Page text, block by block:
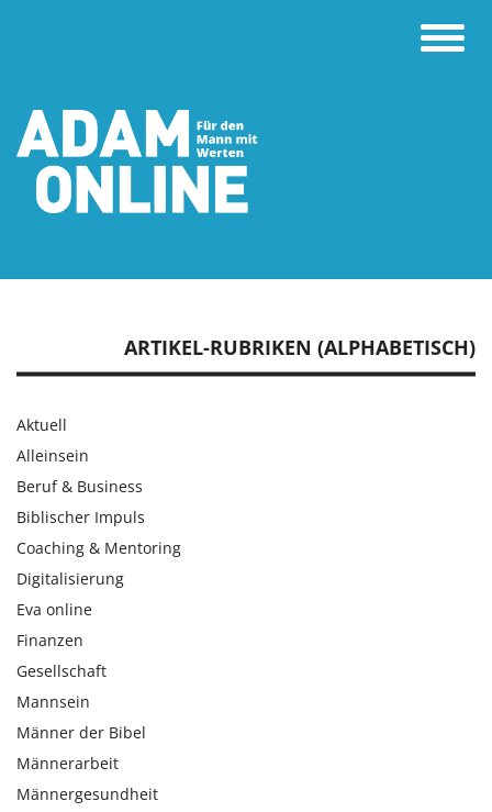
Toggle
ARTIKEL-RUBRIKEN (ALPHABETISCH)
Aktuell
Alleinsein
Beruf & Business
Biblischer Impuls
Coaching & Mentoring
Digitalisierung
Eva online
Finanzen
Gesellschaft
Mannsein
Männer der Bibel
Männerarbeit
Männergesundheit